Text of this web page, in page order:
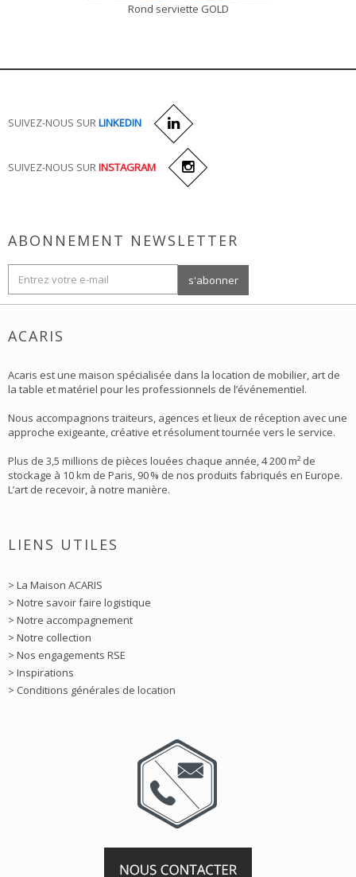
Rond serviette GOLD
SUIVEZ-NOUS SURLINKEDIN
SUIVEZ-NOUS SUR INSTAGRAM
ABONNEMENT NEWSLETTER
ACARIS
Acaris est une maison spécialisée dans la location de mobilier, art de
la table et matériel pour les professionnels de l’événementiel.
Nous accompagnons traiteurs, agences et lieux de réception avec une
approche exigeante, créative et résolument tournée vers le service.
Plus de 3,5 millions de pièces louées chaque année, 4 200 m² de
stockage à 10 km de Paris, 90 % de nos produits fabriqués en Europe.
L’art de recevoir, à notre manière.
LIENS UTILES
> La Maison ACARIS
> Notre savoir faire logistique
> Notre accompagnement
> Notre collection
> Nos engagements RSE
> Inspirations
> Conditions générales de location